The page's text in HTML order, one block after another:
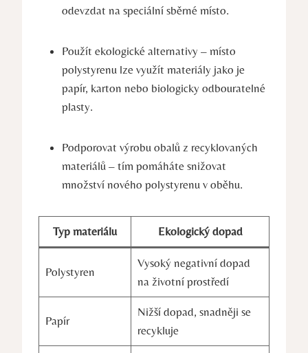
odevzdat na speciální sběrné místo.
Použít ekologické alternativy – místo
polystyrenu lze využít materiály jako je
papír, karton nebo biologicky odbouratelné
plasty.
Podporovat výrobu obalů z recyklovaných
materiálů – tím pomáháte snižovat
množství nového polystyrenu v oběhu.
Typ materiálu Ekologický dopad
Polystyren
Vysoký negativní dopad
na životní prostředí
Papír
Nižší dopad, snadněji se
recykluje